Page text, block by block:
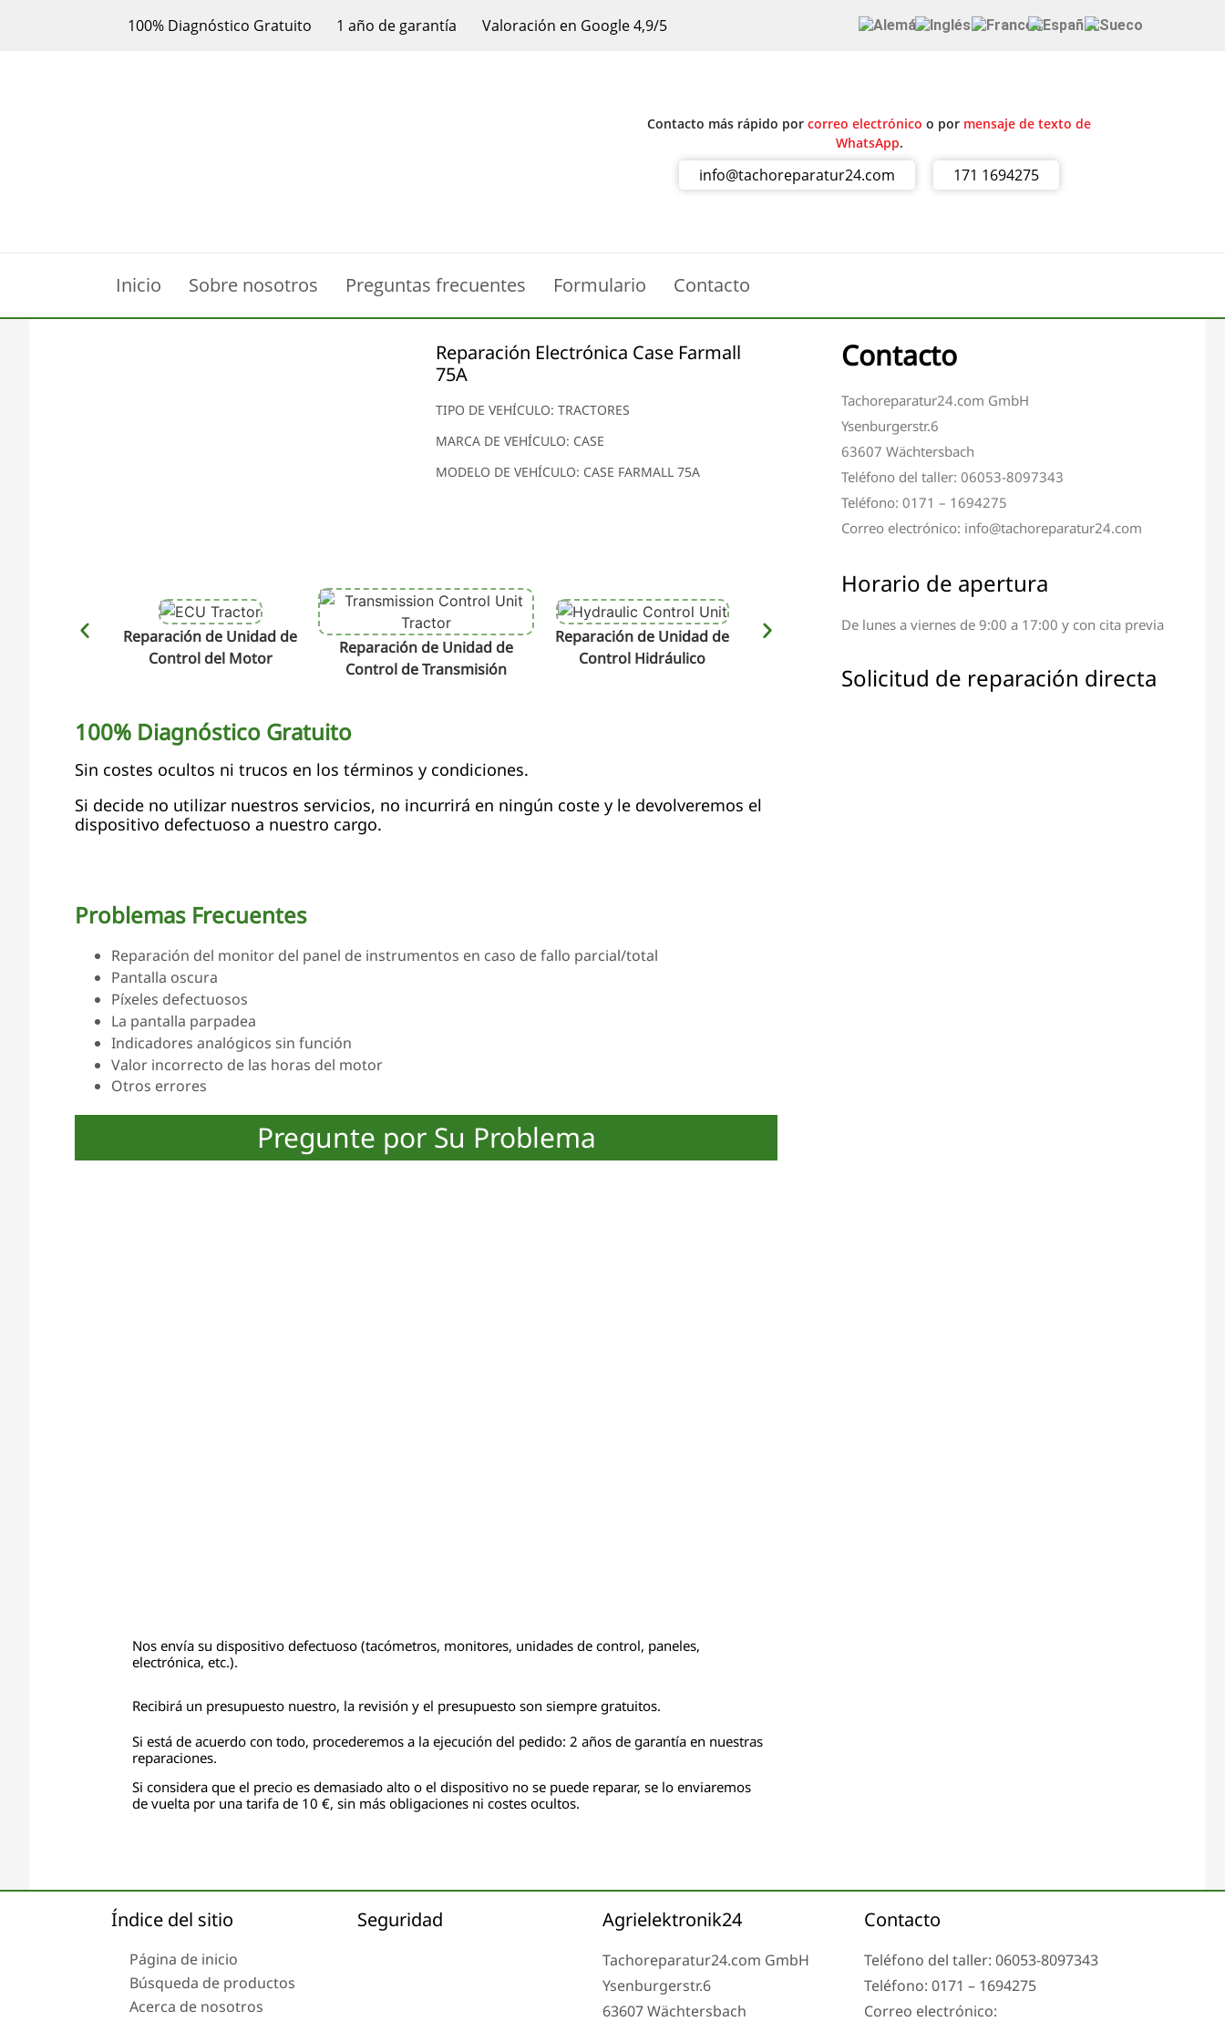
100% Diagnóstico Gratuito 1 año de garantía Valoración en Google 4,9/5
Contacto más rápido porcorreo electrónico o por mensaje de texto de
WhatsApp.
info@tachoreparatur24.com 171 1694275
Inicio Sobre nosotros Preguntas frecuentes Formulario Contacto
Reparación Electrónica Case Farmall
75A
TIPO DE VEHÍCULO: TRACTORES
MARCA DE VEHÍCULO: CASE
MODELO DE VEHÍCULO: CASE FARMALL 75A
Reparación de Unidad de
Control del Motor
Reparación de Unidad de
Control de Transmisión
Reparación de Unidad de
Control Hidráulico
Reparación de Terminal y
Componentes Electrónicos
100% Diagnóstico Gratuito
Sin costes ocultos ni trucos en los términos y condiciones.
Si decide no utilizar nuestros servicios, no incurrirá en ningún coste y le devolveremos el
dispositivo defectuoso a nuestro cargo.
Problemas Frecuentes
Reparación del monitor del panel de instrumentos en caso de fallo parcial/total
Pantalla oscura
Píxeles defectuosos
La pantalla parpadea
Indicadores analógicos sin función
Valor incorrecto de las horas del motor
Otros errores
Pregunte por Su Problema
Nos envía su dispositivo defectuoso (tacómetros, monitores, unidades de control, paneles,
electrónica, etc.).
Recibirá un presupuesto nuestro, la revisión y el presupuesto son siempre gratuitos.
Si está de acuerdo con todo, procederemos a la ejecución del pedido: 2 años de garantía en nuestras
reparaciones.
Si considera que el precio es demasiado alto o el dispositivo no se puede reparar, se lo enviaremos
de vuelta por una tarifa de 10 €, sin más obligaciones ni costes ocultos.
Contacto
Tachoreparatur24.com GmbH
Ysenburgerstr.6
63607 Wächtersbach
Teléfono del taller: 06053-8097343
Teléfono: 0171 – 1694275
Correo electrónico: info@tachoreparatur24.com
Horario de apertura
De lunes a viernes de 9:00 a 17:00 y con cita previa
Solicitud de reparación directa
Índice del sitio
Página de inicio
Búsqueda de productos
Acerca de nosotros
Seguridad Agrielektronik24
Tachoreparatur24.com GmbH
Ysenburgerstr.6
63607 Wächtersbach
Contacto
Teléfono del taller: 06053-8097343
Teléfono: 0171 – 1694275
Correo electrónico: